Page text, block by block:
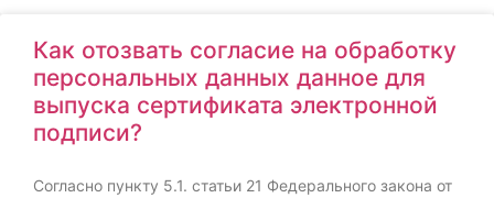
Как отозвать согласие на обработку
персональных данных данное для
выпуска сертификата электронной
подписи?
Согласно пункту 5.1. статьи 21 Федерального закона от